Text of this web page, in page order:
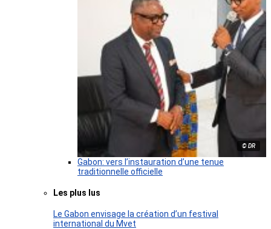
© DR
Gabon: vers l’instauration d’une tenue
traditionnelle officielle
Les plus lus
Le Gabon envisage la création d’un festival
international du Mvet